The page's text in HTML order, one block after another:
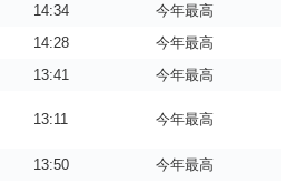
14:34
今年最高
14:28
今年最高
13:41
今年最高
13:11 今年最高
13:50
今年最高